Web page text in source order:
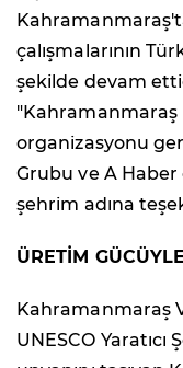
çalışmalarının
şekilde devam
organizasyonu
Grubu ve A
şehrim adına
ÜRETİM
Kahramanmaraş
UNESCO